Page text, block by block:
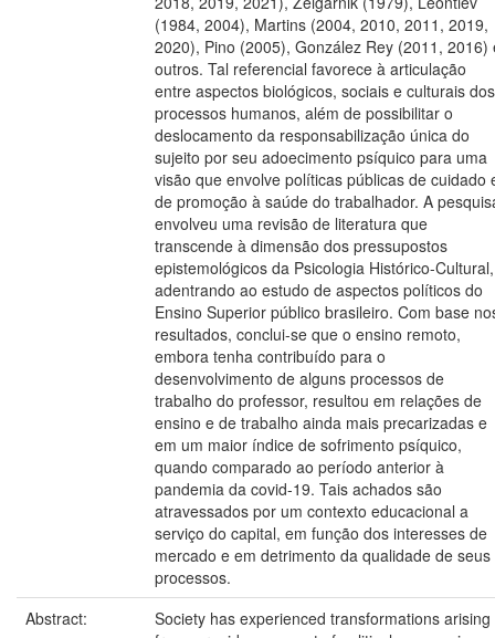
(1984, 2004), Martins (2004, 2010, 2011, 2019,
2020), Pino (2005), González Rey (2011, 2016)
outros. Tal referencial favorece à articulação
entre aspectos biológicos, sociais e culturais dos
processos humanos, além de possibilitar o
deslocamento da responsabilização única do
sujeito por seu adoecimento psíquico para uma
visão que envolve políticas públicas de cuidado
de promoção à saúde do trabalhador. A
envolveu uma revisão de literatura que
transcende à dimensão dos pressupostos
epistemológicos da Psicologia Histórico-Cultural,
adentrando ao estudo de aspectos políticos do
Ensino Superior público brasileiro. Com base
resultados, conclui-se que o ensino remoto,
embora tenha contribuído para o
desenvolvimento de alguns processos de
trabalho do professor, resultou em relações de
ensino e de trabalho ainda mais precarizadas e
em um maior índice de sofrimento psíquico,
quando comparado ao período anterior à
pandemia da covid-19. Tais achados são
atravessados por um contexto educacional a
serviço do capital, em função dos interesses de
mercado e em detrimento da qualidade de seus
processos.
Abstract:
Society has experienced transformations arising